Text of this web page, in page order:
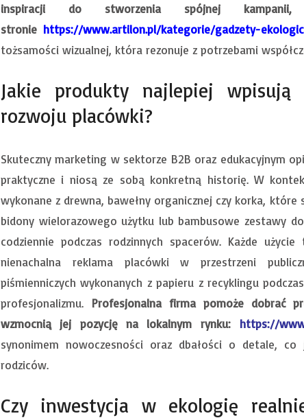
inspiracji do stworzenia spójnej
stronie https://www.artilon.pl/kategorie/gadzety-
tożsamości wizualnej, która rezonuje z potrzebami
Jakie produkty najlepiej
rozwoju placówki?
Skuteczny marketing w sektorze B2B oraz edukacyjnym
praktyczne i niosą ze sobą konkretną historię. W
wykonane z drewna, bawełny organicznej czy korka,
bidony wielorazowego użytku lub bambusowe zestawy
codziennie podczas rodzinnych spacerów. Każde
nienachalna reklama placówki w przestrzeni
piśmienniczych wykonanych z papieru z recyklingu
profesjonalizmu. Profesjonalna firma pomoże dobrać
wzmocnią jej pozycję na lokalnym rynku: https://
synonimem nowoczesności oraz dbałości o detale,
rodziców.
Czy inwestycja w ekologię